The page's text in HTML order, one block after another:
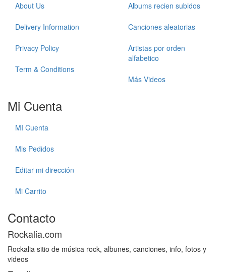
About Us
Delivery Information
Privacy Policy
Term & Conditions
Albums recien subidos
Canciones aleatorias
Artistas por orden
alfabetico
Más Videos
Mi Cuenta
MI Cuenta
Mis Pedidos
Editar mi dirección
Mi Carrito
Contacto
Rockalia.com
Rockalia sitio de música rock, albunes, canciones, info, fotos y
videos